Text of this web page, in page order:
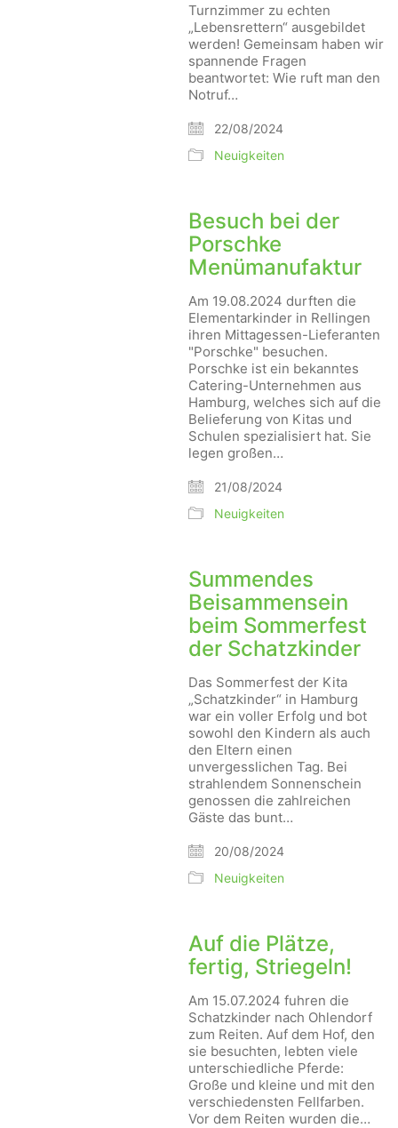
Turnzimmer zu echten
„Lebensrettern“ ausgebildet
werden! Gemeinsam haben wir
spannende Fragen
beantwortet: Wie ruft man den
Notruf…
22/08/2024
Neuigkeiten
Besuch bei der
Porschke
Menümanufaktur
Am 19.08.2024 durften die
Elementarkinder in Rellingen
ihren Mittagessen-Lieferanten
"Porschke" besuchen.
Porschke ist ein bekanntes
Catering-Unternehmen aus
Hamburg, welches sich auf die
Belieferung von Kitas und
Schulen spezialisiert hat. Sie
legen großen…
21/08/2024
Neuigkeiten
Summendes
Beisammensein
beim Sommerfest
der Schatzkinder
Das Sommerfest der Kita
„Schatzkinder“ in Hamburg
war ein voller Erfolg und bot
sowohl den Kindern als auch
den Eltern einen
unvergesslichen Tag. Bei
strahlendem Sonnenschein
genossen die zahlreichen
Gäste das bunt…
20/08/2024
Neuigkeiten
Auf die Plätze,
fertig, Striegeln!
Am 15.07.2024 fuhren die
Schatzkinder nach Ohlendorf
zum Reiten. Auf dem Hof, den
sie besuchten, lebten viele
unterschiedliche Pferde:
Große und kleine und mit den
verschiedensten Fellfarben.
Vor dem Reiten wurden die…